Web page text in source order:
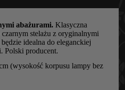
abażurami. Klasyczna
stelażu z oryginalnymi
idealna do eleganckiej
Polski producent.
(wysokość korpusu lampy bez